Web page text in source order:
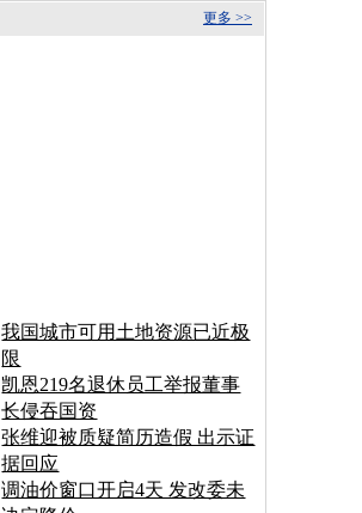
更多 >>
我国城市可用土地资源已近极
限
凯恩219名退休员工举报董事
长侵吞国资
张维迎被质疑简历造假 出示证
据回应
调油价窗口开启4天 发改委未